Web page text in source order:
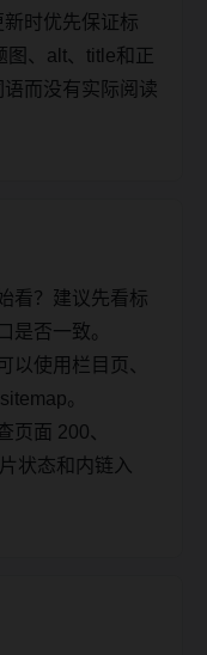
时优先保证标
图、alt、title和正
而没有实际阅读
看？建议先看标
是否一致。
以使用栏目页、
。
页面 200、
状态和内链入